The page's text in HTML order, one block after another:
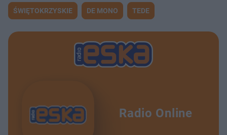
ŚWIĘTOKRZYSKIE DE MONO TEDE
Radio Online